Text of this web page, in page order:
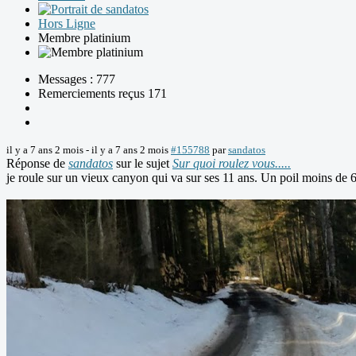
Hors Ligne
Membre platinium
Messages : 777
Remerciements reçus 171
il y a 7 ans 2 mois - il y a 7 ans 2 mois #155788 parsandatos
Réponse de sandatos sur le sujet Sur quoi roulez vous.....
je roule sur un vieux canyon qui va sur ses 11 ans. Un poil moins de